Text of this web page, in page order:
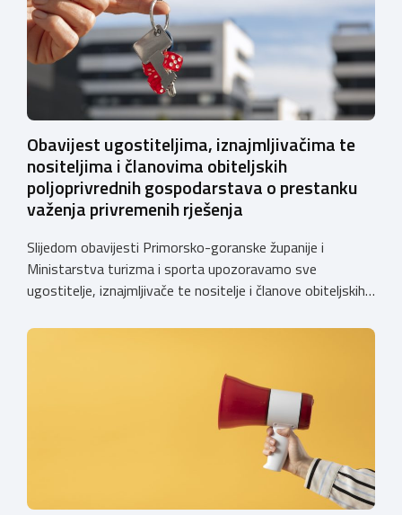
Obavijest ugostiteljima, iznajmljivačima te
nositeljima i članovima obiteljskih
poljoprivrednih gospodarstava o prestanku
važenja privremenih rješenja
Slijedom obavijesti Primorsko-goranske županije i
Ministarstva turizma i sporta upozoravamo sve
ugostitelje, iznajmljivače te nositelje i članove obiteljskih
privremenih rješenja izdanih sukladno Zakonu o
1. siječnja 2025. godine više ne mogu podnositi novi
zahtjevi za izdavanje privremenih rješenja, dok već izdana